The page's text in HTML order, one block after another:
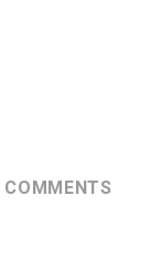
COMMENTS